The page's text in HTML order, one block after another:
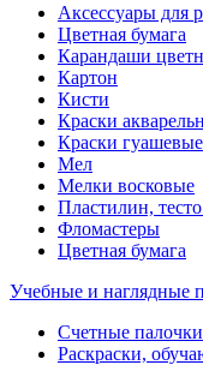
Аксессуары для
Цветная бумага
Карандаши
Картон
Кисти
Краски
Краски гуашевые
Мел
Мелки восковые
Пластилин,
Фломастеры
Цветная бумага
Учебные и наглядные
Счетные
Раскраски,